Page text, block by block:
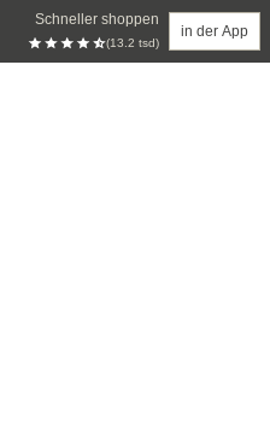
Schneller shoppen
(13.2 tsd)
in der App